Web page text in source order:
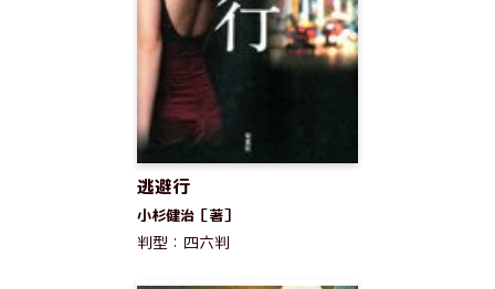
逃避行
小杉健治［著］
判型：四六判